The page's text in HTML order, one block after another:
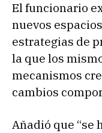
El funcionario
nuevos
estrategias de
la que los
mecanismos
cambios
Añadió que “se